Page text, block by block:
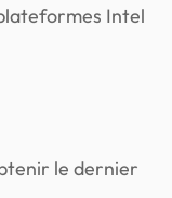
Intel
le dernier